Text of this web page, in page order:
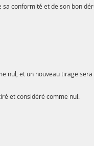
de sa conformité et
nul, et un nouveau tirage
et considéré comme nul.